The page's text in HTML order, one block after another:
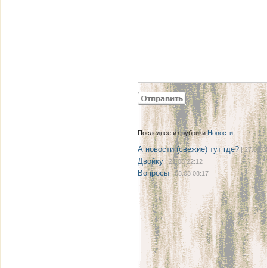
Последнее из рубрикиНовости
А новости (свежие) тут где?| 27.08
Двойку| 21.08 22:12
Вопросы| 08.08 08:17